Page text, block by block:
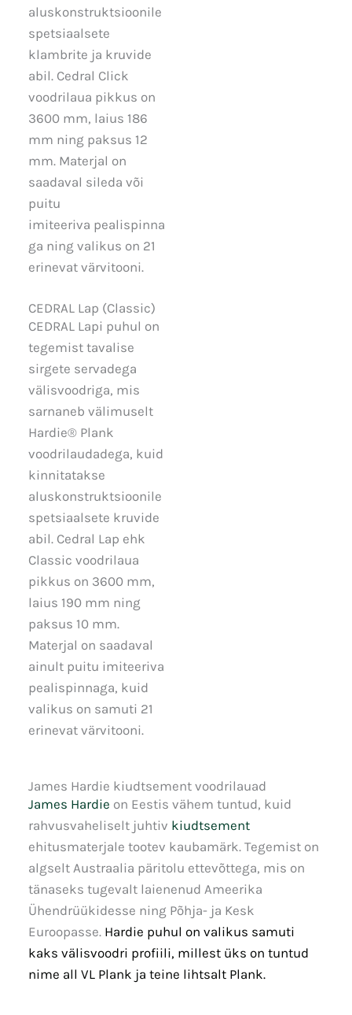
aluskonstruktsioonile
spetsiaalsete
klambrite ja kruvide
abil. Cedral Click
voodrilaua pikkus on
3600 mm, laius 186
mm ning paksus 12
mm. Materjal on
saadaval sileda või
puitu
imiteeriva pealispinna
ga ning valikus on 21
erinevat värvitooni.
CEDRAL Lap (Classic)
CEDRAL Lapi puhul on
tegemist tavalise
sirgete servadega
välisvoodriga, mis
sarnaneb välimuselt
Hardie® Plank
voodrilaudadega, kuid
kinnitatakse
aluskonstruktsioonile
spetsiaalsete kruvide
abil. Cedral Lap ehk
Classic voodrilaua
pikkus on 3600 mm,
laius 190 mm ning
paksus 10 mm.
Materjal on saadaval
ainult puitu imiteeriva
pealispinnaga, kuid
valikus on samuti 21
erinevat värvitooni.
James Hardie kiudtsement voodrilauad​
James Hardie on Eestis vähem tuntud, kuid
rahvusvaheliselt juhtiv kiudtsement
ehitusmaterjale tootev kaubamärk. Tegemist on
algselt Austraalia päritolu ettevõttega, mis on
tänaseks tugevalt laienenud Ameerika
Ühendrüükidesse ning Põhja- ja Kesk
Euroopasse. Hardie puhul on valikus samuti
kaks välisvoodri profiili, millest üks on tuntud
nime all VL Plank ja teine lihtsalt Plank.